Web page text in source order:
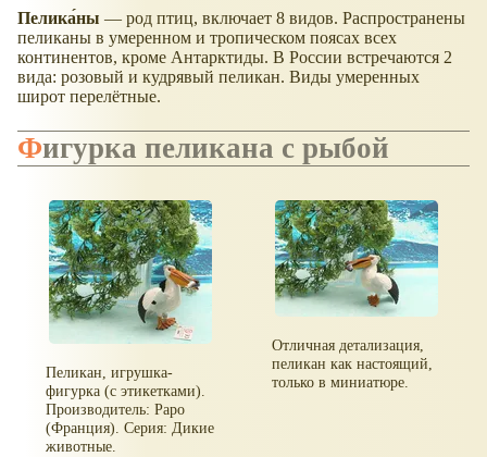
Пелика́ны — род птиц, включает 8 видов. Распространены
пеликаны в умеренном и тропическом поясах всех
континентов, кроме Антарктиды. В России встречаются 2
вида: розовый и кудрявый пеликан. Виды умеренных
широт перелётные.
Фигурка пеликана с рыбой
Пеликан, игрушка-
фигурка (с этикетками).
Производитель: Papo
(Франция). Серия: Дикие
животные.
Отличная детализация,
пеликан как настоящий,
только в миниатюре.